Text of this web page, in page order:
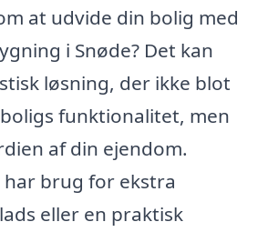
at udvide din bolig med
i Snøde? Det kan
løsning, der ikke blot
funktionalitet, men
af din ejendom.
har brug for ekstra
eller en praktisk